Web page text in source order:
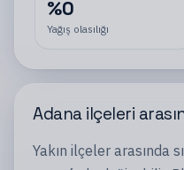
%0
Yağış olasılığı
Adana ilçeleri
Yakın ilçeler arasında